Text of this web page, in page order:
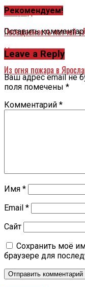
Вперед
Посещаемость матчей
Назад
Из огня пожара в
Рекомендуем!
Оставить
Leave a Reply
Ваш адрес email не
поля помечены *
Комментарий *
Имя *
Email *
Сайт
Сохранить моё
браузере для